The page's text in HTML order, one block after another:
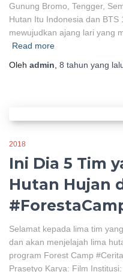
Gunung Bromo, Tengger,
Hutan Itu Indonesia dan BTS
mewujudkan ajang lari yang
Read more
Oleh admin 8 tahun yang
2018
Ini Dia 5 Tim
Hutan Hujan
Selamat kepada lima tim
dan akan menjelajah lima
program Forest Camp
Prasetyo Karya: Film